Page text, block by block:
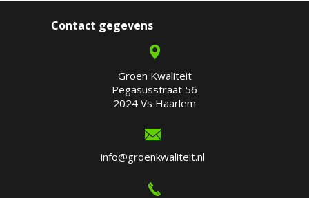
Contact gegevens
Groen Kwaliteit
Pegasusstraat 56
2024 Vs Haarlem
info@groenkwaliteit.nl